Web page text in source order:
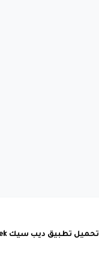
تحميل تطبيق ديب سيك DeepSeek للاندرويد